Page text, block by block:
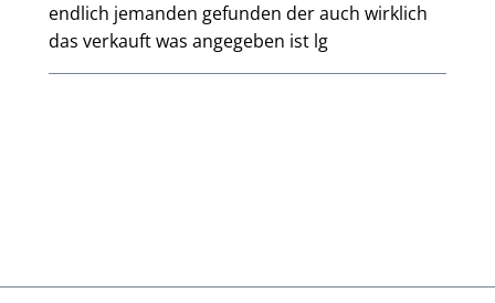
endlich jemanden gefunden der auch wirklich
das verkauft was angegeben ist lg